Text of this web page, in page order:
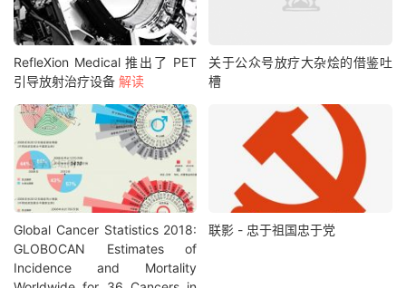
RefleXion Medical 推出了 PET
引导放射治疗设备 解读
关于公众号放疗大杂烩的借鉴吐
槽
Global Cancer Statistics 2018:
GLOBOCAN Estimates of
Incidence and Mortality
联影 - 忠于祖国忠于党